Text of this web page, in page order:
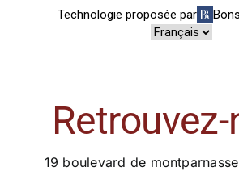
19 boulevard de